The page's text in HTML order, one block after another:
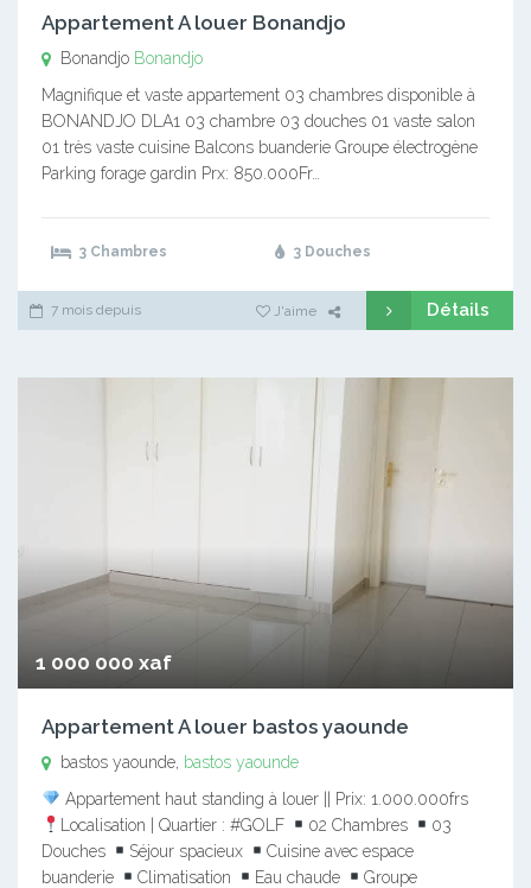
Appartement A louer Bonandjo
Bonandjo Bonandjo
Magnifique et vaste appartement 03 chambres disponible à
BONANDJO DLA1 03 chambre 03 douches 01 vaste salon
01 très vaste cuisine Balcons buanderie Groupe électrogène
Parking forage gardin Prx: 850.000Fr…
3 Chambres 3 Douches
7 mois depuis J'aime Détails
1 000 000 xaf
Appartement A louer bastos yaounde
bastos yaounde, bastos yaounde
Appartement haut standing à louer || Prix: 1.000.000frs
Localisation | Quartier : #GOLF
02 Chambres
03
Douches
Séjour spacieux
Cuisine avec espace
buanderie
Climatisation Eau chaude
Groupe